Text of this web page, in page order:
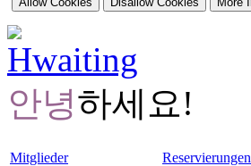
안녕하세요!
Mitglieder Reservierungen